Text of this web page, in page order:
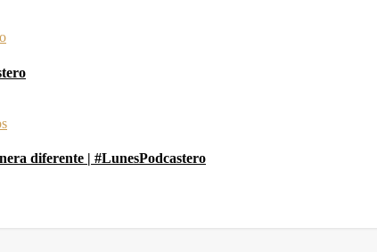
diferente | #LunesPodcastero